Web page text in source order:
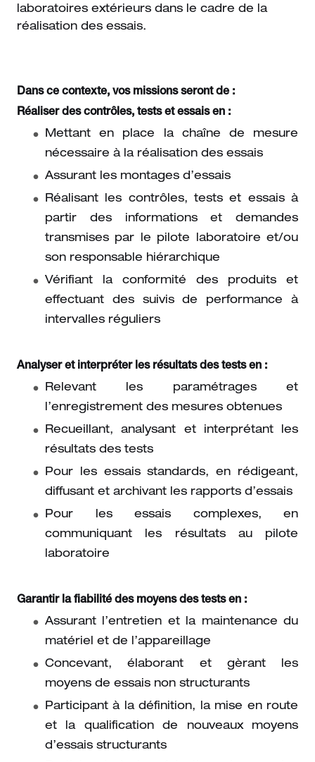
laboratoires extérieurs dans le cadre de la
réalisation des essais.
Dans ce contexte, vos missions seront de :
Réaliser des contrôles, tests et essais en :
Mettant en place la chaîne de mesure
nécessaire à la réalisation des essais
Assurant les montages d’essais
Réalisant les contrôles, tests et essais à
partir des informations et demandes
transmises par le pilote laboratoire et/ou
son responsable hiérarchique
Vérifiant la conformité des produits et
effectuant des suivis de performance à
intervalles réguliers
Analyser et interpréter les résultats des tests en :
Relevant les paramétrages et
l’enregistrement des mesures obtenues
Recueillant, analysant et interprétant les
résultats des tests
Pour les essais standards, en rédigeant,
diffusant et archivant les rapports d’essais
Pour les essais complexes, en
communiquant les résultats au pilote
laboratoire
Garantir la fiabilité des moyens des tests en :
Assurant l’entretien et la maintenance du
matériel et de l’appareillage
Concevant, élaborant et gèrant les
moyens de essais non structurants
Participant à la définition, la mise en route
et la qualification de nouveaux moyens
d’essais structurants